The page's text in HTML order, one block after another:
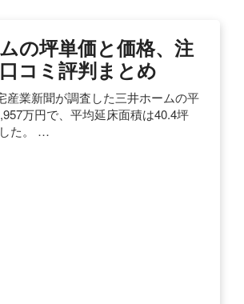
の坪単価と価格、注
コミ評判まとめ
産業新聞が調査した三井ホームの平
万円で、平均延床面積は40.4坪
した。 …